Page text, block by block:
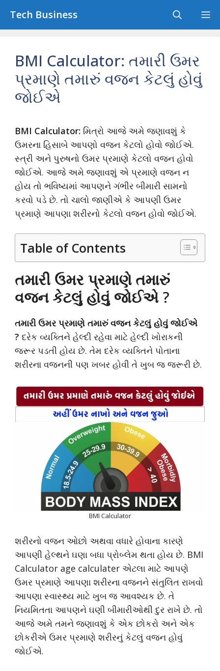
Tech Business
BMI Calculator: તમારી ઉમર
પ્રમાણે તમારું વજન કેટલું હોવું
જોઈએ
BMI Calculator: મિત્રો આજે અમે જણાવશું કે
ઉમરના હિસાબે આપણો વજન કેટલો હોવો જોઈએ.
સ્ત્રી અને પુરુષનો ઉમર પ્રમાણે કેટલો વજન હોવો
જોઈએ. આજે અમે જણાવશું એ પ્રમાણે વજન ન
હોય તો ભવિષ્યમાં આપણને ગંભીર બીમારી સામનો
કરવો પડે છે. તો ચાલો જાણીએ કે આપણી ઉમર
પ્રમાણે આપણા શરીરનો કેટલો વજન હોવો જોઈએ.
Table of Contents
તમારી ઉમર પ્રમાણે તમારું
વજન કેટલું હોવું જોઈએ ?
તમારી ઉમર પ્રમાણે તમારું વજન કેટલું હોવું જોઈએ
? દરેક વ્યક્તિને હેલ્દી રહેવા માટે હેલ્દી ખોરાકની
જરૂર પડતી હોય છે. તેમ દરેક વ્યક્તિને પોતાના
શરીરના વજનની પણ ખબર હોવી તે ખુબ જ જરૂરી છે.
BMI Calculator
શરીરનો વજન ઓછો અથવા વધારે હોવાના કારણે
આપણી હેલ્થને ઘણા બધા પ્રોબ્લેમ થતા હોય છે. BMI
Calculator age calculater એટલા માટે આપણે
ઉમર પ્રમાણે આપણા શરીરના વજનને સંતુલિત રાખવો
આપણા સ્વાસ્થ્ય માટે ખુબ જ આવશ્યક છે. તે
નિયમિતતા આપણને ઘણી બીમારીઓથી દુર રાખે છે. તો
આજે અમે તમને જણાવશું કે એક છોકરો અને એક
છોકરીએ ઉમર પ્રમાણે શરીરનું કેટલું વજન હોવું
જોઈએ.